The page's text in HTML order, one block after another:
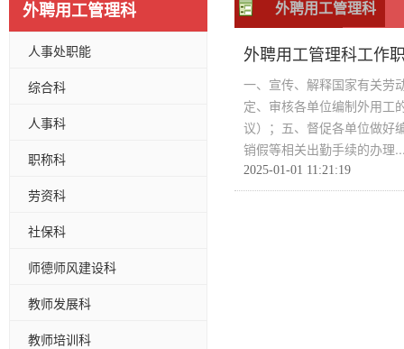
外聘用工管理科
人事处职能
综合科
人事科
职称科
劳资科
社保科
师德师风建设科
教师发展科
教师培训科
外聘用工管理科
外聘用工管理科工作
一、宣传、解释国家有关劳
定、审核各单位编制外用工
议）；五、督促各单位做好
销假等相关出勤手续的办理
2025-01-01 11:21:19